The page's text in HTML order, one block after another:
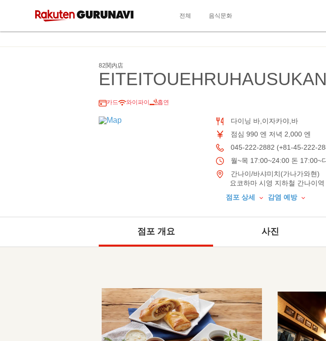
전체 음식문화
82関内店
카드 와이파이 흡연
다이닝 바,이자카야,바
점심 990 엔 저녁 2,000 엔
045-222-2882 (+81-45-222-
월~목 17:00~24:00 돈 17:00~
간나이/바샤미치(가나가와현)
요코하마 시영 지하철 간나이
점포 상세
감염 예방
점포 개요 사진